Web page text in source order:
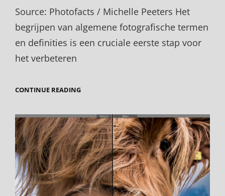
Source: Photofacts / Michelle Peeters Het
begrijpen van algemene fotografische termen
en definities is een cruciale eerste stap voor
het verbeteren
CONTINUE READINGBASIS-
DE
FOTOGRAFIE